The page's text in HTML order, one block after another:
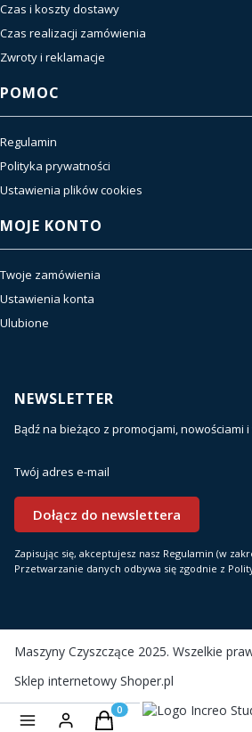
Czas i koszty dostawy
Czas realizacji zamówienia
Zwroty i reklamacje
POMOC
Regulamin
Polityka prywatności
Ustawienia plików cookies
MOJE KONTO
Twoje zamówienia
Ustawienia konta
Ulubione
NEWSLETTER
Bądź na bieżąco z promocjami, nowościami
Twój adres e-mail
Dołącz do newslettera
Zapisując się, akceptujesz nasz Regulamin (w
Przetwarzanie danych odbywa się zgodnie z
Maszyny Czyszczące 2025. Wszelkie
Sklep internetowy Shoper.pl
Realizacja i wsparcie:Produkty w koszyku: 0.